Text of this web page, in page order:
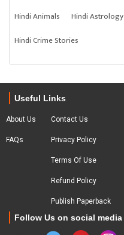
Hindi Animals
Hindi Astrology
Hindi Crime Stories
Useful Links
About Us
FAQs
Contact Us
Privacy Policy
Terms Of Use
Refund Policy
Publish Paperback
Follow Us on social media